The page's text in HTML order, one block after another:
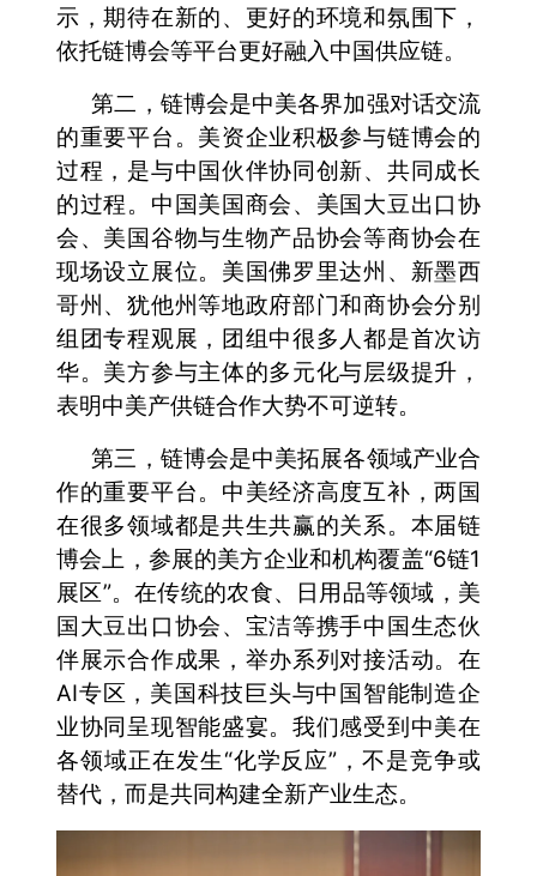
示，期待在新的、更好的环境和氛围下，
依托链博会等平台更好融入中国供应链。
第二，链博会是中美各界加强对话交流
的重要平台。美资企业积极参与链博会的
过程，是与中国伙伴协同创新、共同成长
的过程。中国美国商会、美国大豆出口协
会、美国谷物与生物产品协会等商协会在
现场设立展位。美国佛罗里达州、新墨西
哥州、犹他州等地政府部门和商协会分别
组团专程观展，团组中很多人都是首次访
华。美方参与主体的多元化与层级提升，
表明中美产供链合作大势不可逆转。
第三，链博会是中美拓展各领域产业合
作的重要平台。中美经济高度互补，两国
在很多领域都是共生共赢的关系。本届链
博会上，参展的美方企业和机构覆盖“6链1
展区”。在传统的农食、日用品等领域，美
国大豆出口协会、宝洁等携手中国生态伙
伴展示合作成果，举办系列对接活动。在
AI专区，美国科技巨头与中国智能制造企
业协同呈现智能盛宴。我们感受到中美在
各领域正在发生“化学反应”，不是竞争或
替代，而是共同构建全新产业生态。